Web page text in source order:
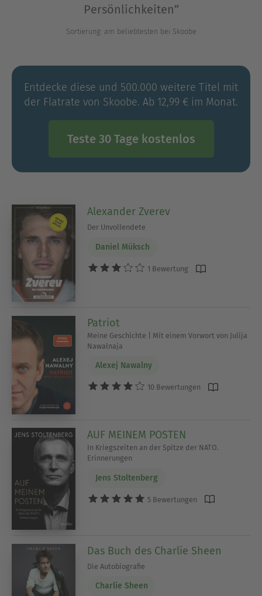
Persönlichkeiten“
Sortierung: am beliebtesten bei Skoobe
Entdecke diese und 500.000 weitere Titel mit
der Flatrate von Skoobe. Ab 12,99 € im Monat.
Teste 30 Tage kostenlos
Alexander Zverev
Der Unvollendete
Daniel Müksch
1 Bewertung
Patriot
Meine Geschichte | Mit einem Vorwort von Julija
Nawalnaja
Alexej Nawalny
10 Bewertungen
AUF MEINEM POSTEN
In Kriegszeiten an der Spitze der NATO.
Erinnerungen
Jens Stoltenberg
5 Bewertungen
Das Buch des Charlie Sheen
Die Autobiografie
Charlie Sheen